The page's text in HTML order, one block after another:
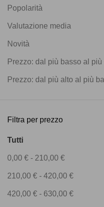
Popolarità
Valutazione media
Novità
Prezzo: dal più basso al più
Prezzo: dal più alto al più
Filtra per prezzo
Tutti
0,00 € - 210,00 €
210,00 € - 420,00 €
420,00 € - 630,00 €